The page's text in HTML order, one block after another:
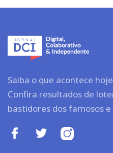
Saiba o que acontece
Confira resultados de
bastidores dos famosos e